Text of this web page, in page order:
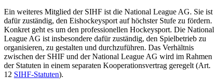
Ein weiteres Mitglied der SIHF ist die National League AG. Sie ist
dafür zuständig, den Eishockeysport auf höchster Stufe zu fördern.
Konkret geht es um den professionellen Hockeysport. Die National
League AG ist insbesondere dafür zuständig, den Spielbetrieb zu
organisieren, zu gestalten und durchzuführen. Das Verhältnis
zwischen der SHIF und der National League AG wird im Rahmen
der Statuten in einem separaten Kooperationsvertrag geregelt (Art.
12 SIHF-Statuten).